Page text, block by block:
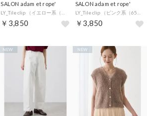
SALON adam et rope'
￥3,850
SALON adam et rope'
￥3,850
NEW NEW